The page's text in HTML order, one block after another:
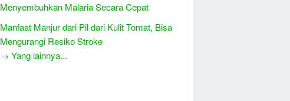
Menyembuhkan Malaria Secara Cepat
Manfaat Manjur dari Pil dari Kulit Tomat, Bisa
Mengurangi Resiko Stroke
→ Yang lainnya...